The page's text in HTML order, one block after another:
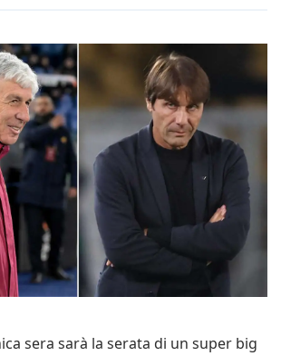
sera sarà la serata di un super big